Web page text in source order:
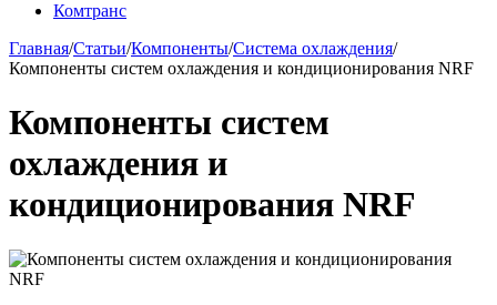
Комтранс
Главная/Статьи/Компоненты/Система охлаждения/
Компоненты систем охлаждения и кондиционирования NRF
Компоненты систем
охлаждения и
кондиционирования NRF